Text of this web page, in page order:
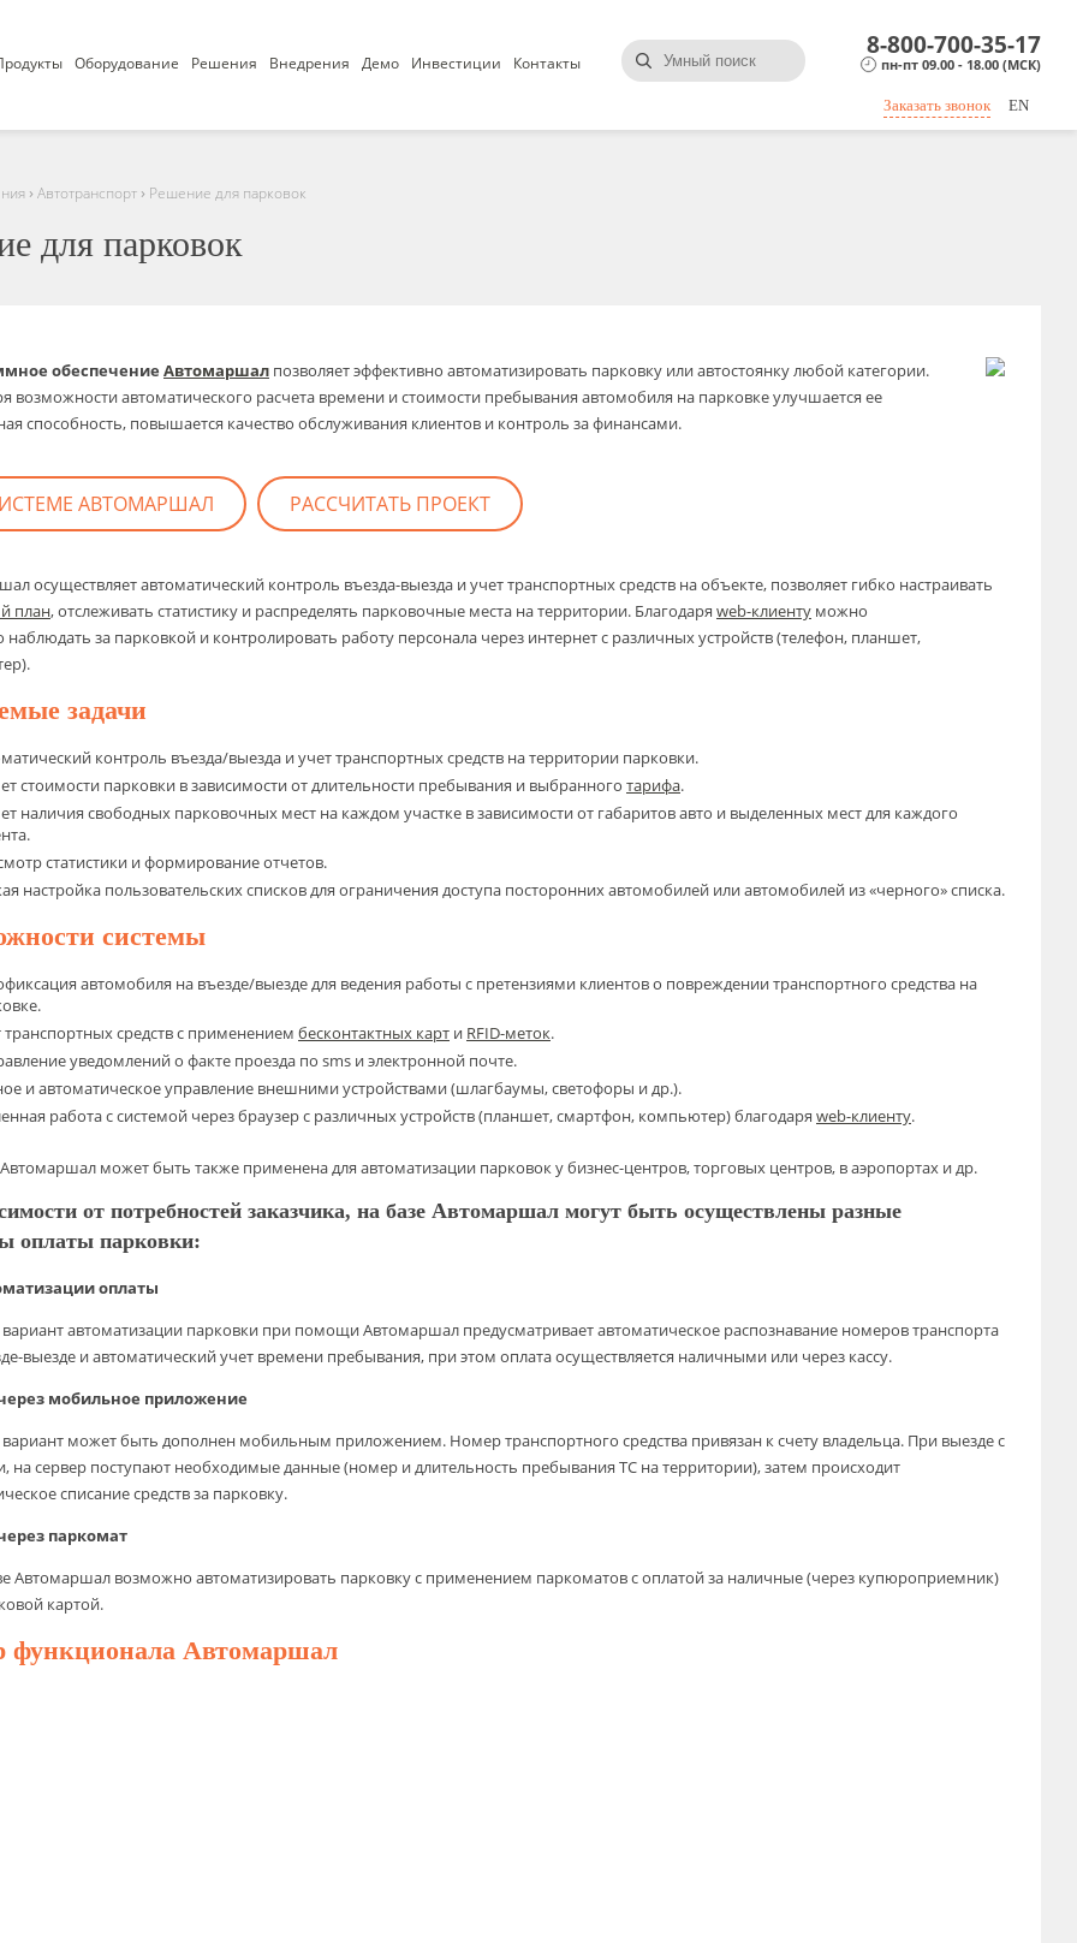
Заказать звонок EN
8-800-700-35-17
пн-пт 09.00 - 18.00 (МСК)
Оборудование Решения Внедрения Демо Инвестиции Контакты
›Автотранспорт › Решение для парковок
для парковок
обеспечение Автомаршал позволяет эффективно автоматизировать парковку или автостоянку любой категории.
возможности автоматического расчета времени и стоимости пребывания автомобиля на парковке улучшается ее
способность, повышается качество обслуживания клиентов и контроль за финансами.
АВТОМАРШАЛ РАССЧИТАТЬ ПРОЕКТ
осуществляет автоматический контроль въезда-выезда и учет транспортных средств на объекте, позволяет гибко настраивать
план, отслеживать статистику и распределять парковочные места на территории. Благодаря web-клиенту можно
наблюдать за парковкой и контролировать работу персонала через интернет с различных устройств (телефон, планшет,
задачи
контроль въезда/выезда и учет транспортных средств на территории парковки.
стоимости парковки в зависимости от длительности пребывания и выбранного тарифа.
наличия свободных парковочных мест на каждом участке в зависимости от габаритов авто и выделенных мест для каждого
статистики и формирование отчетов.
настройка пользовательских списков для ограничения доступа посторонних автомобилей или автомобилей из «черного» списка.
системы
автомобиля на въезде/выезде для ведения работы с претензиями клиентов о повреждении транспортного средства на
транспортных средств с применением бесконтактных карт и RFID-меток.
уведомлений о факте проезда по sms и электронной почте.
и автоматическое управление внешними устройствами (шлагбаумы, светофоры и др.).
работа с системой через браузер с различных устройств (планшет, смартфон, компьютер) благодаря web-клиенту.
может быть также применена для автоматизации парковок у бизнес-центров, торговых центров, в аэропортах и др.
от потребностей заказчика, на базе Автомаршал могут быть осуществлены разные
оплаты парковки:
оплаты
автоматизации парковки при помощи Автомаршал предусматривает автоматическое распознавание номеров транспорта
выезде и автоматический учет времени пребывания, при этом оплата осуществляется наличными или через кассу.
мобильное приложение
может быть дополнен мобильным приложением. Номер транспортного средства привязан к счету владельца. При выезде с
на сервер поступают необходимые данные (номер и длительность пребывания ТС на территории), затем происходит
списание средств за парковку.
паркомат
Автомаршал возможно автоматизировать парковку с применением паркоматов с оплатой за наличные (через купюроприемник)
картой.
функционала Автомаршал